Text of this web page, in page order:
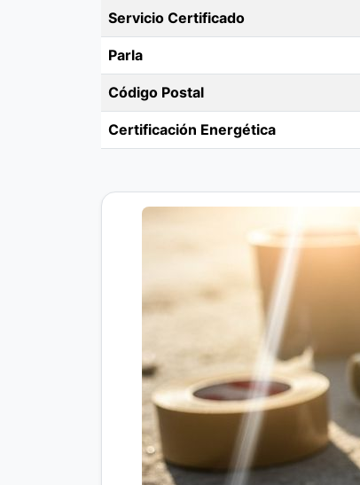
Servicio Certificado
Parla
Código Postal
Certificación Energética